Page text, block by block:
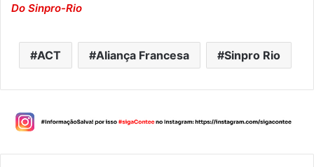
Do Sinpro-Rio
ACT Aliança Francesa Sinpro Rio